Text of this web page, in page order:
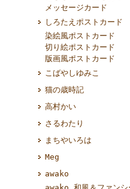
メッセージカード
しろたえポストカード
染絵風ポストカード
切り絵ポストカード
版画風ポストカード
こばやしゆみこ
猫の歳時記
高村かい
さるわたり
まちやいろは
Meg
awako